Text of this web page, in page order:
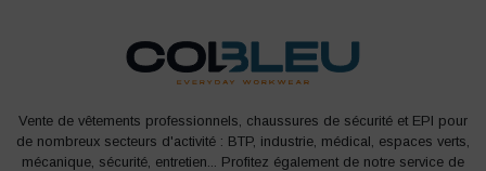
Vente de vêtements professionnels, chaussures de sécurité et EPI pour
de nombreux secteurs d'activité : BTP, industrie, médical, espaces verts,
mécanique, sécurité, entretien... Profitez également de notre service de